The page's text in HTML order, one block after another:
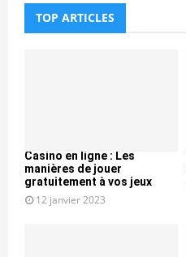
TOP ARTICLES
Casino en ligne : Les
manières de jouer
gratuitement à vos jeux
12 janvier 2023